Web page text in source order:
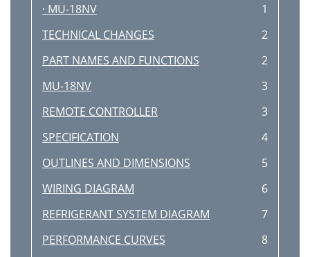
· MU-18NV
1
TECHNICAL CHANGES
2
PART NAMES AND FUNCTIONS
2
MU-18NV
3
REMOTE CONTROLLER
3
SPECIFICATION
4
OUTLINES AND DIMENSIONS
5
WIRING DIAGRAM
6
REFRIGERANT SYSTEM DIAGRAM
7
PERFORMANCE CURVES
8